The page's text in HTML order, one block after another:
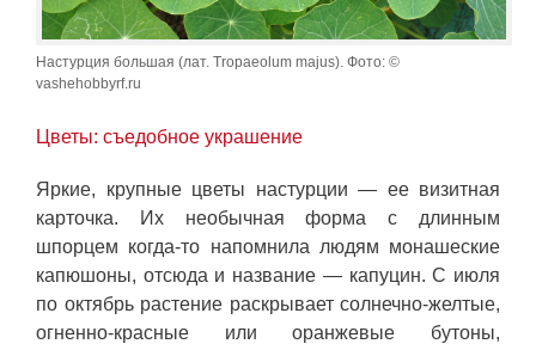
Настурция большая (лат. Tropaeolum majus). Фото: ©
vashehobbyrf.ru
Цветы: съедобное украшение
Яркие, крупные цветы настурции — ее визитная
карточка. Их необычная форма с длинным
шпорцем когда-то напомнила людям монашеские
капюшоны, отсюда и название — капуцин. С июля
по октябрь растение раскрывает солнечно-желтые,
огненно-красные или оранжевые бутоны,